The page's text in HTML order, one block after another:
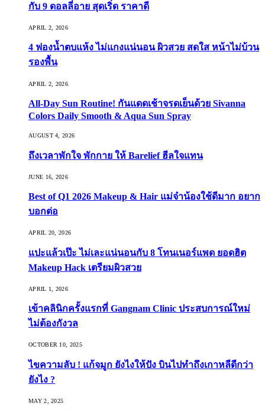
กับ 9 ดอลลี่อาย สุดเริ่ด ราคาดี
APRIL 2, 2026
4 ฟองน้ำตบแห้ง ไม่แกงแน่นอน ผิวสวย สดใส หน้าไม่บ้วน
รองพื้น
APRIL 2, 2026
All-Day Sun Routine! กันแดดเช้าจรดเย็นด้วย Sivanna
Colors Daily Smooth & Aqua Sun Spray
AUGUST 4, 2026
ถึงเวลาพักใจ พักกาย ให้ Barelief ฮีลใจแทน
JUNE 16, 2026
Best of Q1 2026 Makeup & Hair แม่จ๋าน้องใช้ดีมาก อยาก
บอกต่อ
APRIL 20, 2026
แปะแล้วเป๊ะ ไม่เละแน่นอนกับ 8 โทนเนอร์แพด ยอดฮิต
Makeup Hack เตรียมผิวสวย
APRIL 1, 2026
เข้าคลินิกครั้งแรกที่ Gangnam Clinic ประสบการณ์ใหม่
ไม่ต้องกังวล
OCTOBER 10, 2025
ไขความลับ ! แก้จมูก ยังไงให้ปัง บินไปทำถึงเกาหลีดีกว่า
ยังไง ?
MAY 2, 2025